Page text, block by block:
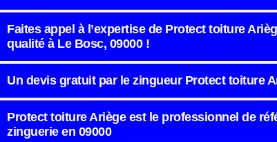
Faites appel à l’expertise de Protect toiture
qualité à Le Bosc, 09000 !
Un devis gratuit par le zingueur Protect toiture
Protect toiture Ariège est le professionnel de
zinguerie en 09000